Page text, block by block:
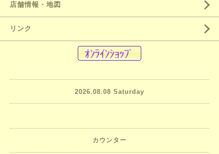
店舗情報・地図
リンク
2026.08.08 Saturday
カウンター